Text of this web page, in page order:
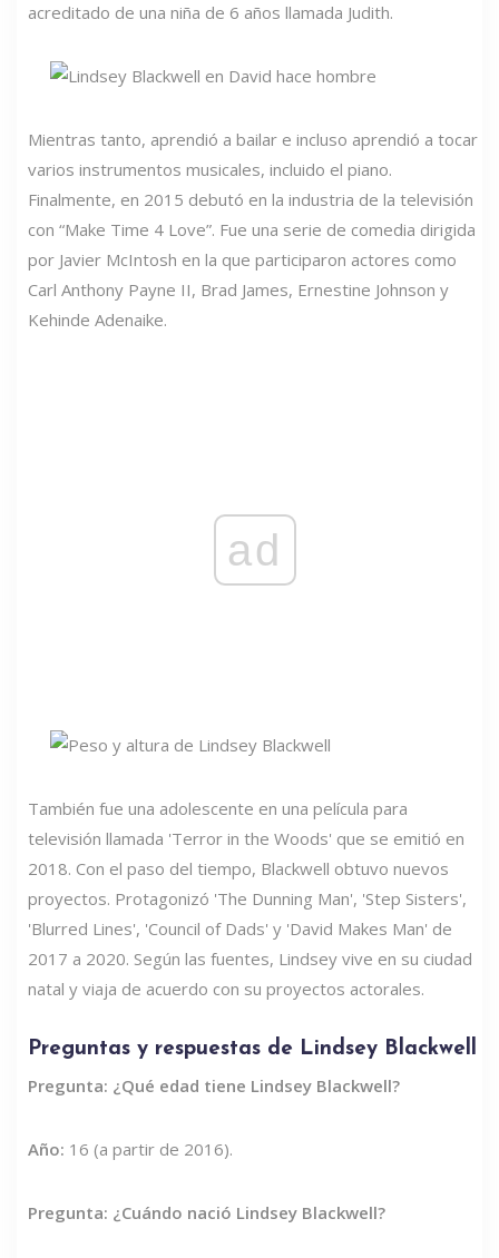
acreditado de una niña de 6 años llamada Judith.
Mientras tanto, aprendió a bailar e incluso aprendió a tocar
varios instrumentos musicales, incluido el piano.
Finalmente, en 2015 debutó en la industria de la televisión
con “Make Time 4 Love”. Fue una serie de comedia dirigida
por Javier McIntosh en la que participaron actores como
Carl Anthony Payne II, Brad James, Ernestine Johnson y
Kehinde Adenaike.
ad
También fue una adolescente en una película para
televisión llamada 'Terror in the Woods' que se emitió en
2018. Con el paso del tiempo, Blackwell obtuvo nuevos
proyectos. Protagonizó 'The Dunning Man', 'Step Sisters',
'Blurred Lines', 'Council of Dads' y 'David Makes Man' de
2017 a 2020. Según las fuentes, Lindsey vive en su ciudad
natal y viaja de acuerdo con su proyectos actorales.
Preguntas y respuestas de Lindsey Blackwell
Pregunta: ¿Qué edad tiene Lindsey Blackwell?
Año: 16 (a partir de 2016).
Pregunta: ¿Cuándo nació Lindsey Blackwell?